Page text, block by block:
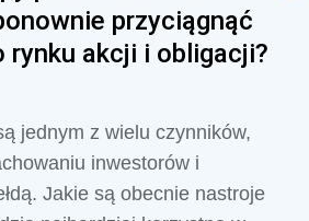
przyciągnąć
rynku akcji i obligacji?
jednym z wielu czynników,
inwestorów i
Jakie są obecnie nastroje